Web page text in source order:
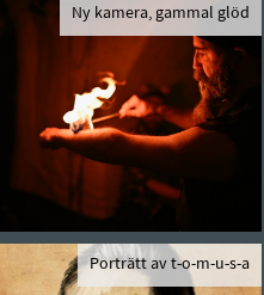
Ny kamera, gammal glöd
Porträtt av t-o-m-u-s-a